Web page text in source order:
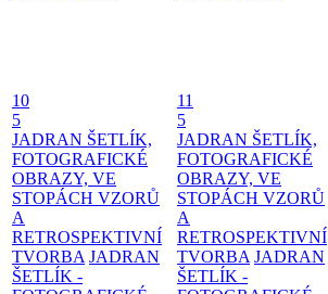
10
5
JADRAN ŠETLÍK,
FOTOGRAFICKÉ
OBRAZY, VE
STOPÁCH VZORŮ
A
RETROSPEKTIVNÍ
TVORBA JADRAN
ŠETLÍK -
11
5
JADRAN ŠETLÍK,
FOTOGRAFICKÉ
OBRAZY, VE
STOPÁCH VZORŮ
A
RETROSPEKTIVNÍ
TVORBA JADRAN
ŠETLÍK -